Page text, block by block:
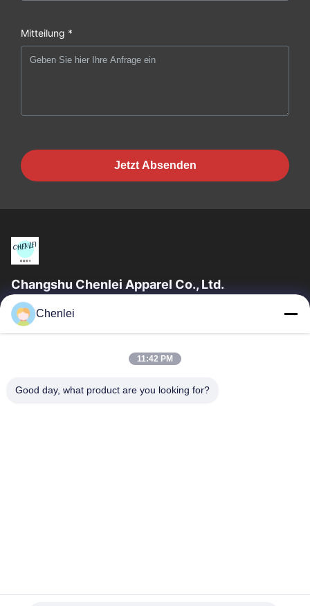
Mitteilung *
Jetzt Absenden
Changshu Chenlei Apparel Co., Ltd.
CHANGSHU CHENLEI APPAREL CO., LTD Unsere Fabrik wurde
2011 gegründet und befindet sich in der Stadt Suzhou, Provinz
Schnelle Verbindungen
Startseite
Produkte
Chenlei
11:42 PM
Good day, what product are you looking for?